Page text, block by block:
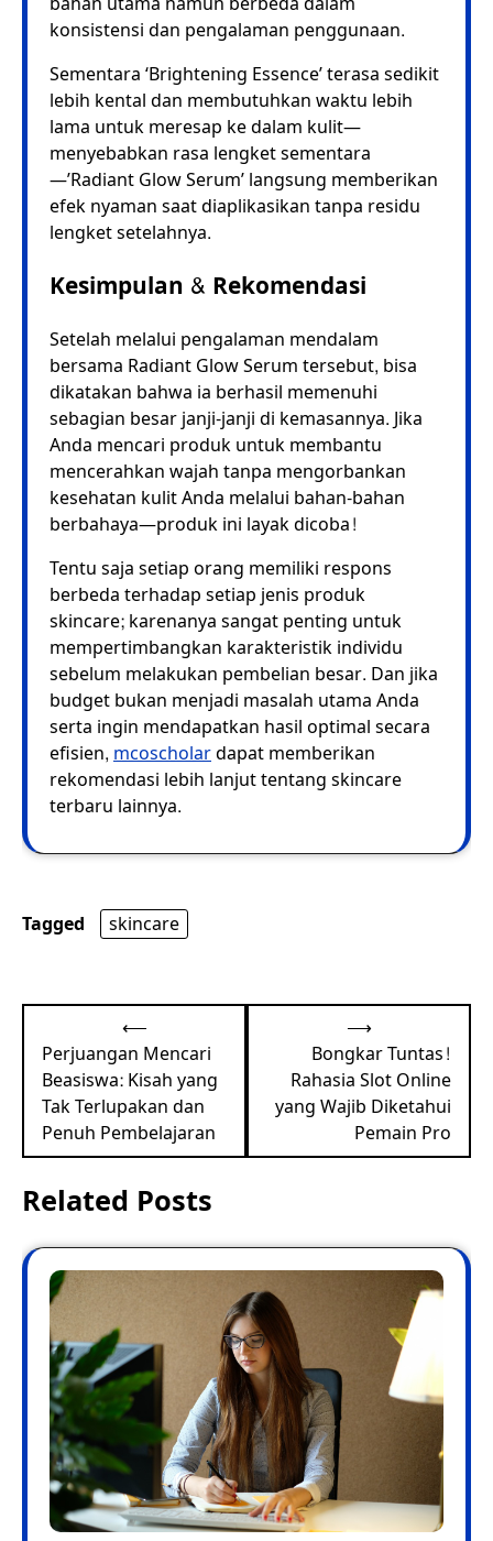
konsistensi dan pengalaman penggunaan.
Sementara ‘Brightening Essence’ terasa sedikit
lebih kental dan membutuhkan waktu lebih
lama untuk meresap ke dalam kulit—
menyebabkan rasa lengket sementara
—’Radiant Glow Serum’ langsung memberikan
efek nyaman saat diaplikasikan tanpa residu
lengket setelahnya.
Kesimpulan & Rekomendasi
Setelah melalui pengalaman mendalam
bersama Radiant Glow Serum tersebut, bisa
dikatakan bahwa ia berhasil memenuhi
sebagian besar janji-janji di kemasannya. Jika
Anda mencari produk untuk membantu
mencerahkan wajah tanpa mengorbankan
kesehatan kulit Anda melalui bahan-bahan
berbahaya—produk ini layak dicoba!
Tentu saja setiap orang memiliki respons
berbeda terhadap setiap jenis produk
skincare; karenanya sangat penting untuk
mempertimbangkan karakteristik individu
sebelum melakukan pembelian besar. Dan jika
budget bukan menjadi masalah utama Anda
serta ingin mendapatkan hasil optimal secara
efisien,mcoscholardapat memberikan
rekomendasi lebih lanjut tentang skincare
terbaru lainnya.
Tagged skincare
Post
navigation
⟵
Perjuangan Mencari
Beasiswa: Kisah yang
Tak Terlupakan dan
Penuh Pembelajaran
Bongkar Tuntas!
Rahasia Slot Online
yang Wajib Diketahui
Pemain Pro
⟶
Related Posts